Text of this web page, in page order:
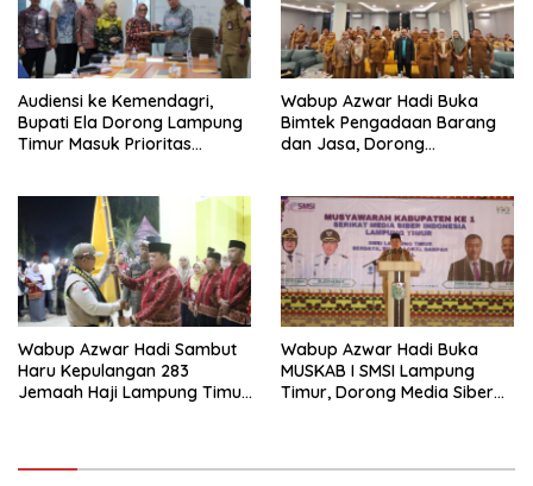
Audiensi ke Kemendagri,
Bupati Ela Dorong Lampung
Timur Masuk Prioritas
Wabup Azwar Hadi Buka
Bimtek Pengadaan Barang
dan Jasa, Dorong
Versi 6
Wabup Azwar Hadi Sambut
Haru Kepulangan 283
Jemaah Haji Lampung Timur,
Wabup Azwar Hadi Buka
MUSKAB I SMSI Lampung
Timur, Dorong Media Siber